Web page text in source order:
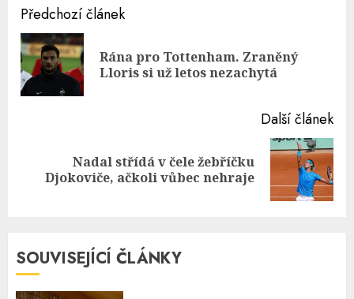
Continue
Reading
Předchozí článek
Rána pro Tottenham. Zraněný
Lloris si už letos nezachytá
Další článek
post:
Nadal střídá v čele žebříčku
Djokoviče, ačkoli vůbec nehraje
SOUVISEJÍCÍ ČLÁNKY